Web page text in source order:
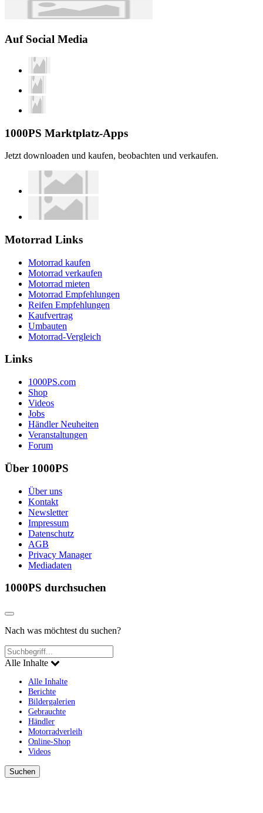
Auf Social Media
1000PS Marktplatz-Apps
Jetzt downloaden und kaufen, beobachten und verkaufen.
Motorrad Links
Motorrad kaufen
Motorrad verkaufen
Motorrad mieten
Motorrad Empfehlungen
Reifen Empfehlungen
Kaufvertrag
Umbauten
Motorrad-Vergleich
Links
1000PS.com
Shop
Videos
Jobs
Händler Neuheiten
Veranstaltungen
Forum
Über 1000PS
Über uns
Kontakt
Newsletter
Impressum
Datenschutz
AGB
Privacy Manager
Mediadaten
1000PS durchsuchen
Nach was möchtest du suchen?
Alle Inhalte
Alle Inhalte
Berichte
Bildergalerien
Gebrauchte
Händler
Motorradverleih
Online-Shop
Videos
Suchen